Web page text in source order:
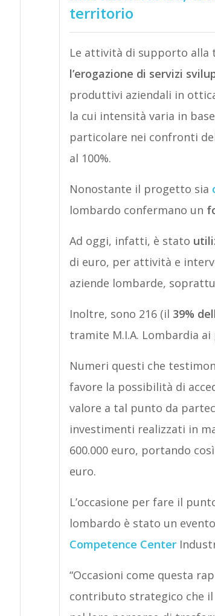
territorio
Le attività di supporto alla
l’erogazione di servizi
produttivi aziendali in
la cui intensità varia in
particolare nei confronti
al 100%.
Nonostante il progetto sia
lombardo confermano un
Ad oggi, infatti, è stato
di euro, per attività e
aziende lombarde,
Inoltre, sono 216 (il 39%
tramite M.I.A. Lombardia
Numeri questi che
favore la possibilità di
valore a tal punto da
investimenti realizzati in
600.000 euro, portando
euro.
L’occasione per fare il
lombardo è stato un
Competence Center
“Occasioni come questa
contributo strategico che il